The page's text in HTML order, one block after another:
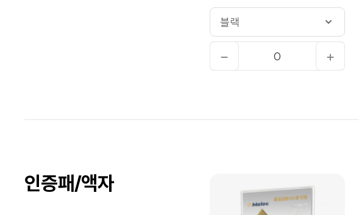
인증패/액자